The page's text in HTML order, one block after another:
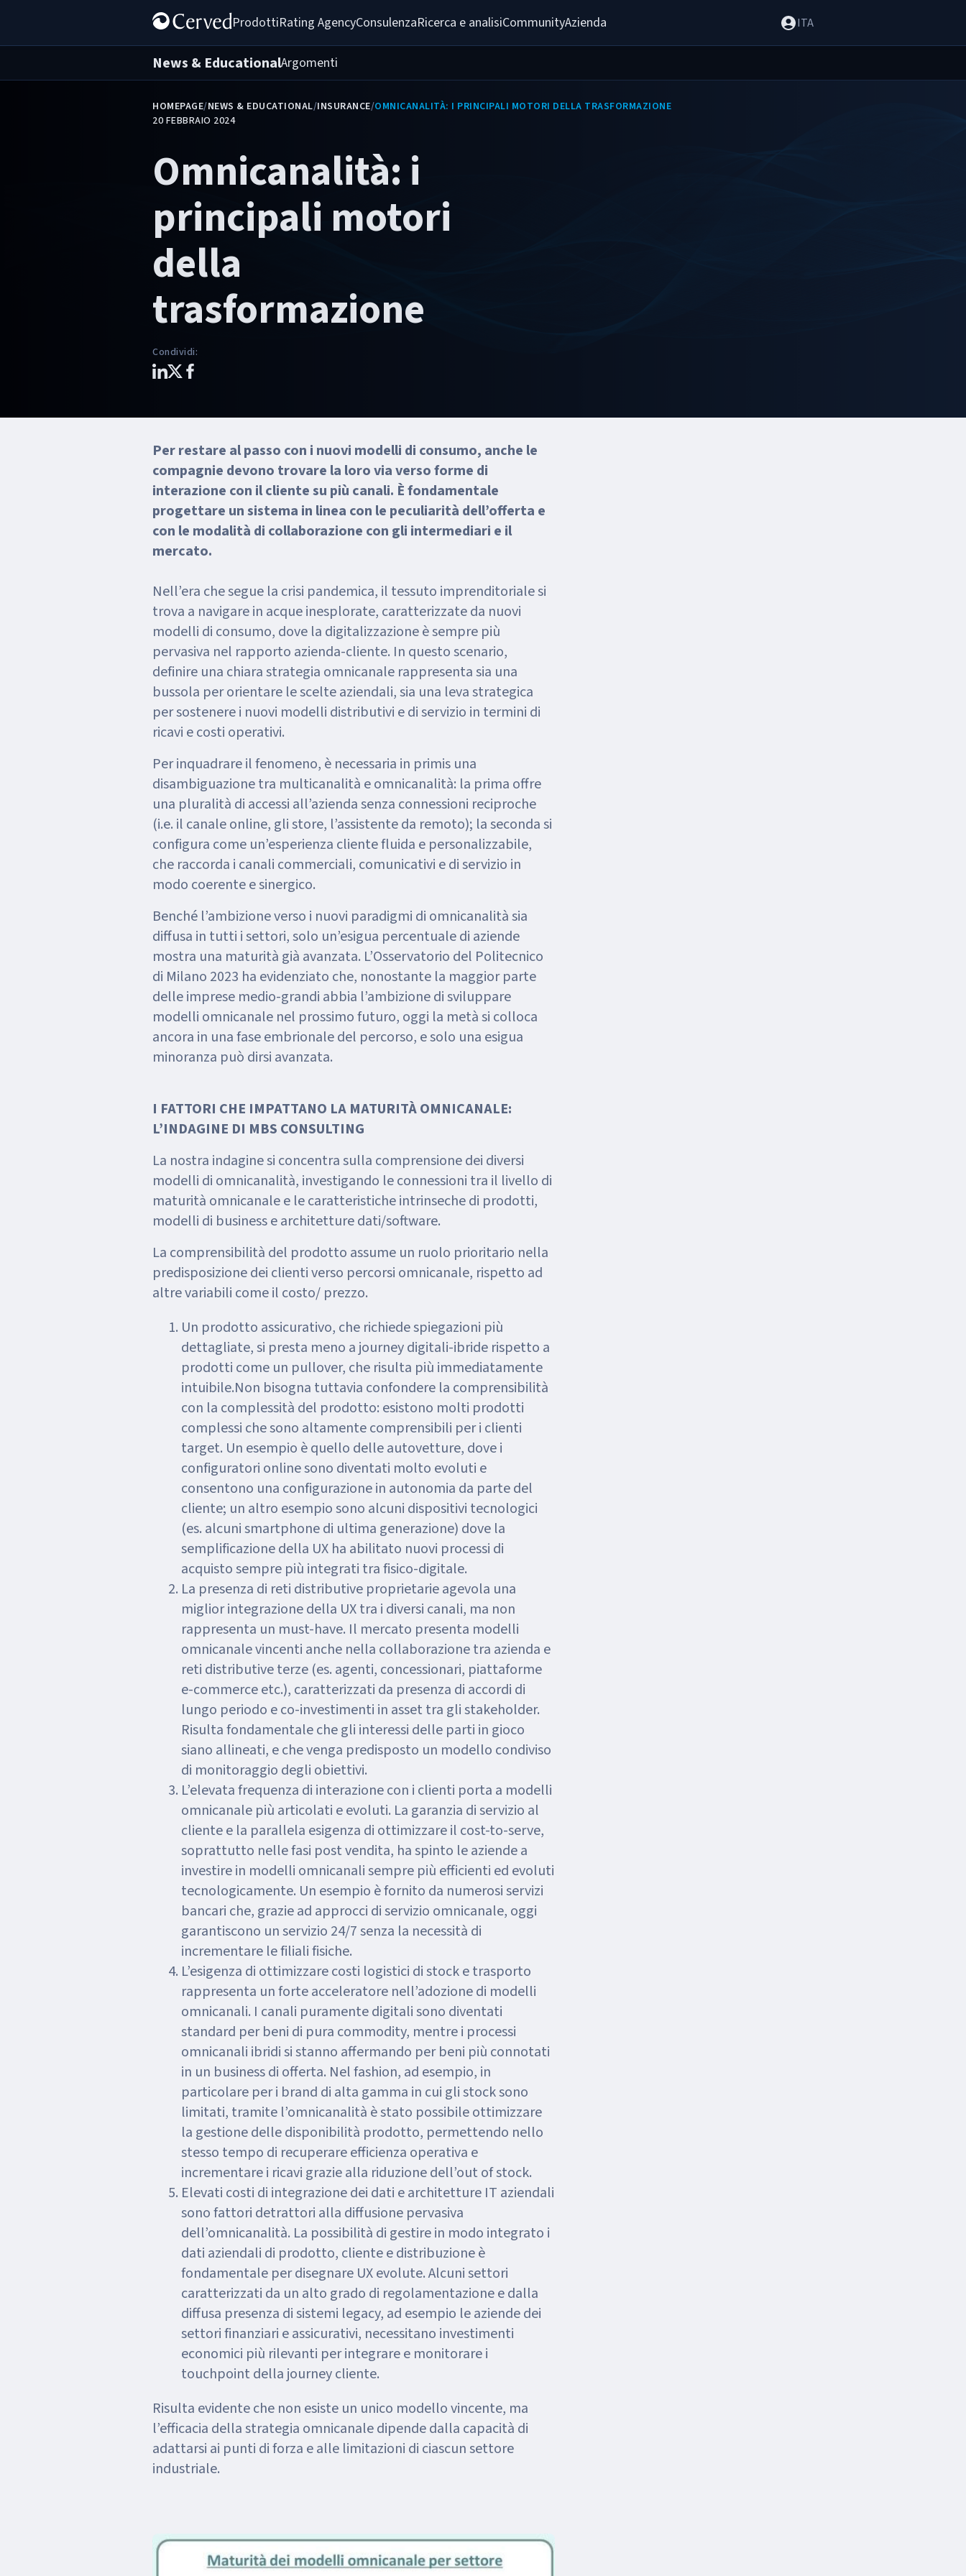
ProdottiRating AgencyConsulenzaRicerca e analisiCommunityAzienda ITA
News & EducationalArgomenti
HOMEPAGE/NEWS & EDUCATIONAL/INSURANCE/OMNICANALITÀ: I PRINCIPALI MOTORI DELLA TRASFORMAZIONE
20 FEBBRAIO 2024
Omnicanalità: i
principali motori
della
trasformazione
Condividi:
Per restare al passo con i nuovi modelli di consumo, anche le
compagnie devono trovare la loro via verso forme di
interazione con il cliente su più canali. È fondamentale
progettare un sistema in linea con le peculiarità dell’offerta e
con le modalità di collaborazione con gli intermediari e il
mercato.
Nell’era che segue la crisi pandemica, il tessuto imprenditoriale si
trova a navigare in acque inesplorate, caratterizzate da nuovi
modelli di consumo, dove la digitalizzazione è sempre più
pervasiva nel rapporto azienda-cliente. In questo scenario,
definire una chiara strategia omnicanale rappresenta sia una
bussola per orientare le scelte aziendali, sia una leva strategica
per sostenere i nuovi modelli distributivi e di servizio in termini di
ricavi e costi operativi.
Per inquadrare il fenomeno, è necessaria in primis una
disambiguazione tra multicanalità e omnicanalità: la prima offre
una pluralità di accessi all’azienda senza connessioni reciproche
(i.e. il canale online, gli store, l’assistente da remoto); la seconda si
configura come un’esperienza cliente fluida e personalizzabile,
che raccorda i canali commerciali, comunicativi e di servizio in
modo coerente e sinergico.
Benché l’ambizione verso i nuovi paradigmi di omnicanalità sia
diffusa in tutti i settori, solo un’esigua percentuale di aziende
mostra una maturità già avanzata. L’Osservatorio del Politecnico
di Milano 2023 ha evidenziato che, nonostante la maggior parte
delle imprese medio-grandi abbia l’ambizione di sviluppare
modelli omnicanale nel prossimo futuro, oggi la metà si colloca
ancora in una fase embrionale del percorso, e solo una esigua
minoranza può dirsi avanzata.
I FATTORI CHE IMPATTANO LA MATURITÀ OMNICANALE:
L’INDAGINE DI MBS CONSULTING
La nostra indagine si concentra sulla comprensione dei diversi
modelli di omnicanalità, investigando le connessioni tra il livello di
maturità omnicanale e le caratteristiche intrinseche di prodotti,
modelli di business e architetture dati/software.
La comprensibilità del prodotto assume un ruolo prioritario nella
predisposizione dei clienti verso percorsi omnicanale, rispetto ad
altre variabili come il costo/ prezzo.
Un prodotto assicurativo, che richiede spiegazioni più
dettagliate, si presta meno a journey digitali-ibride rispetto a
prodotti come un pullover, che risulta più immediatamente
intuibile.Non bisogna tuttavia confondere la comprensibilità
con la complessità del prodotto: esistono molti prodotti
complessi che sono altamente comprensibili per i clienti
target. Un esempio è quello delle autovetture, dove i
configuratori online sono diventati molto evoluti e
consentono una configurazione in autonomia da parte del
cliente; un altro esempio sono alcuni dispositivi tecnologici
(es. alcuni smartphone di ultima generazione) dove la
semplificazione della UX ha abilitato nuovi processi di
acquisto sempre più integrati tra fisico-digitale.
La presenza di reti distributive proprietarie agevola una
miglior integrazione della UX tra i diversi canali, ma non
rappresenta un must-have. Il mercato presenta modelli
omnicanale vincenti anche nella collaborazione tra azienda e
reti distributive terze (es. agenti, concessionari, piattaforme
e-commerce etc.), caratterizzati da presenza di accordi di
lungo periodo e co-investimenti in asset tra gli stakeholder.
Risulta fondamentale che gli interessi delle parti in gioco
siano allineati, e che venga predisposto un modello condiviso
di monitoraggio degli obiettivi.
L’elevata frequenza di interazione con i clienti porta a modelli
omnicanale più articolati e evoluti. La garanzia di servizio al
cliente e la parallela esigenza di ottimizzare il cost-to-serve,
soprattutto nelle fasi post vendita, ha spinto le aziende a
investire in modelli omnicanali sempre più efficienti ed evoluti
tecnologicamente. Un esempio è fornito da numerosi servizi
bancari che, grazie ad approcci di servizio omnicanale, oggi
garantiscono un servizio 24/7 senza la necessità di
incrementare le filiali fisiche.
L’esigenza di ottimizzare costi logistici di stock e trasporto
rappresenta un forte acceleratore nell’adozione di modelli
omnicanali. I canali puramente digitali sono diventati
standard per beni di pura commodity, mentre i processi
omnicanali ibridi si stanno affermando per beni più connotati
in un business di offerta. Nel fashion, ad esempio, in
particolare per i brand di alta gamma in cui gli stock sono
limitati, tramite l’omnicanalità è stato possibile ottimizzare
la gestione delle disponibilità prodotto, permettendo nello
stesso tempo di recuperare efficienza operativa e
incrementare i ricavi grazie alla riduzione dell’out of stock.
Elevati costi di integrazione dei dati e architetture IT aziendali
sono fattori detrattori alla diffusione pervasiva
dell’omnicanalità. La possibilità di gestire in modo integrato i
dati aziendali di prodotto, cliente e distribuzione è
fondamentale per disegnare UX evolute. Alcuni settori
caratterizzati da un alto grado di regolamentazione e dalla
diffusa presenza di sistemi legacy, ad esempio le aziende dei
settori finanziari e assicurativi, necessitano investimenti
economici più rilevanti per integrare e monitorare i
touchpoint della journey cliente.
Risulta evidente che non esiste un unico modello vincente, ma
l’efficacia della strategia omnicanale dipende dalla capacità di
adattarsi ai punti di forza e alle limitazioni di ciascun settore
industriale.